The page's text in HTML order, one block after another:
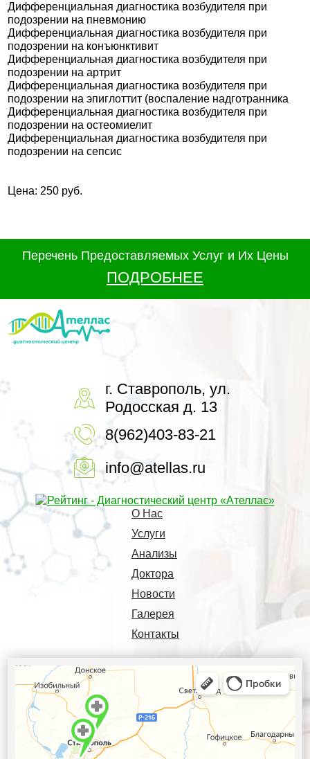
Дифференциальная диагностика возбудителя при
подозрении на пневмонию
Дифференциальная диагностика возбудителя при
подозрении на конъюнктивит
Дифференциальная диагностика возбудителя при
подозрении на артрит
Дифференциальная диагностика возбудителя при
подозрении на эпиглоттит (воспаление надготранника
Дифференциальная диагностика возбудителя при
подозрении на остеомиелит
Дифференциальная диагностика возбудителя при
подозрении на сепсис
Цена: 250 руб.
Перечень Предоставляемых Услуг и Их Цены
ПОДРОБНЕЕ
г. Ставрополь, ул.
Родосская д. 13
8(962)403-83-21
info@atellas.ru
О Нас
Услуги
Анализы
Доктора
Новости
Галерея
Контакты